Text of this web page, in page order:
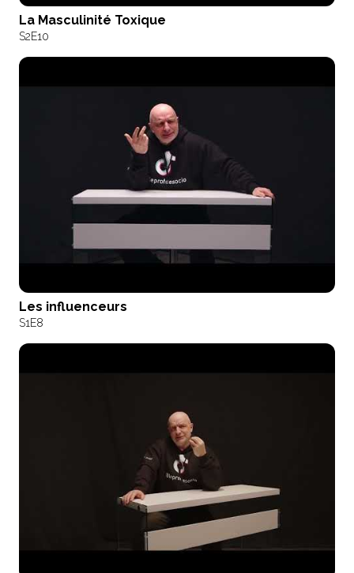
La Masculinité Toxique
S2E10
Les influenceurs
S1E8